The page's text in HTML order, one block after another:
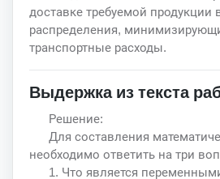
доставке требуемой продукции
распределения,
транспортные расходы.
Выдержка из текста
Решение:
Для составления
необходимо ответить на три
1. Что является